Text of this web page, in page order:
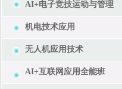
AI+电子竞技运动与管理
机电技术应用
无人机应用技术
AI+互联网应用全能班